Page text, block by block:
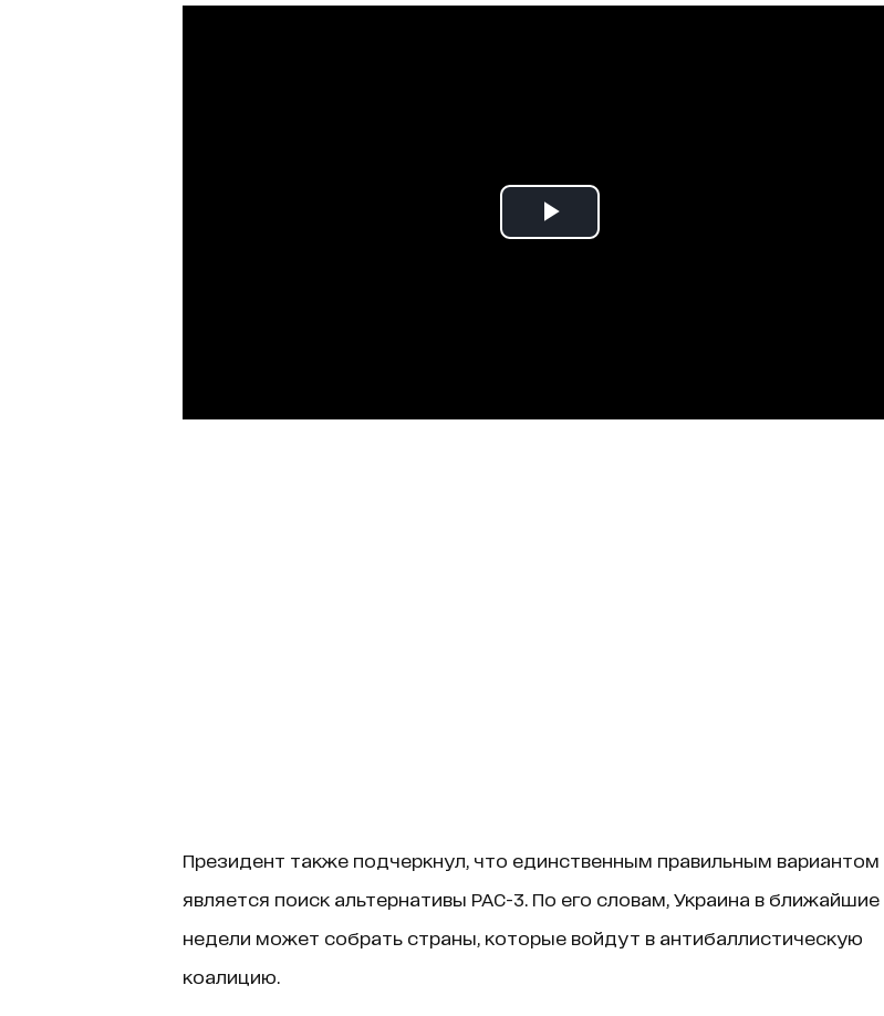
Президент также подчеркнул, что единственным правильным вариантом
является поиск альтернативы PAC-3. По его словам, Украина в ближайшие
недели может собрать страны, которые войдут в антибаллистическую
коалицию.